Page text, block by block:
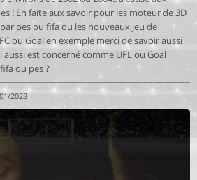
! En faite aux savoir pour les moteur de 3D
pes ou fifa ou les nouveaux jeu de
ou Goal en exemple merci de savoir aussi
est concerné comme UFL ou Goal
ou pes ?
2023